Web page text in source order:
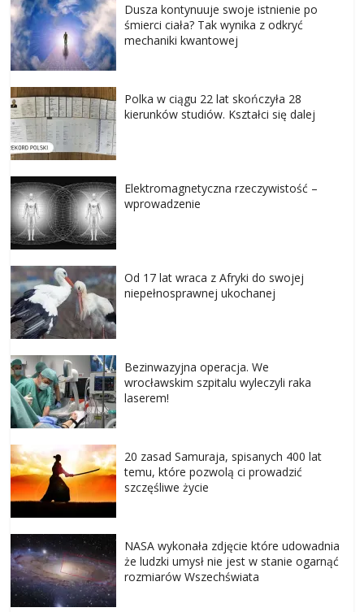
Dusza kontynuuje swoje istnienie po
śmierci ciała? Tak wynika z odkryć
mechaniki kwantowej
Polka w ciągu 22 lat skończyła 28
kierunków studiów. Kształci się dalej
Elektromagnetyczna rzeczywistość –
wprowadzenie
Od 17 lat wraca z Afryki do swojej
niepełnosprawnej ukochanej
Bezinwazyjna operacja. We
wrocławskim szpitalu wyleczyli raka
laserem!
20 zasad Samuraja, spisanych 400 lat
temu, które pozwolą ci prowadzić
szczęśliwe życie
NASA wykonała zdjęcie które udowadnia
że ludzki umysł nie jest w stanie ogarnąć
rozmiarów Wszechświata